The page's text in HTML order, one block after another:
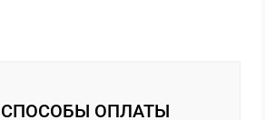
СПОСОБЫ ОПЛАТЫ